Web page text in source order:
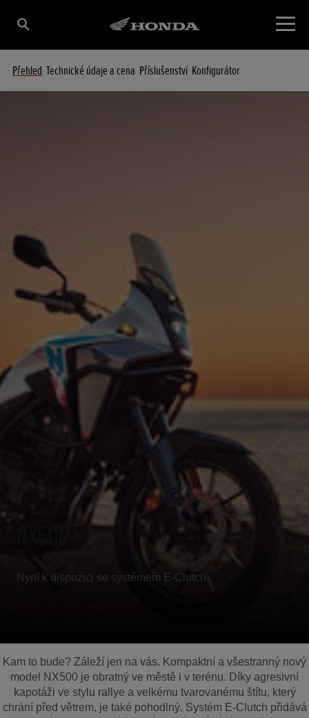
Přehled Technické údaje a cena Příslušenství Konfigurátor
Nyní k dispozici se systémem E-Clutch
Kam to bude? Záleží jen na vás. Kompaktní a všestranný nový
model NX500 je obratný ve městě i v terénu. Díky agresivní
kapotáži ve stylu rallye a velkému tvarovanému štítu, který
chrání před větrem, je také pohodlný. Systém E-Clutch přidává